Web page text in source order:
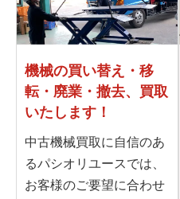
機械の買い替え・移
転・ 廃業・撤去、買取
いたします！
中古機械買取に自信のあ
るパシオリユースでは、
お客様のご要望に合わせ